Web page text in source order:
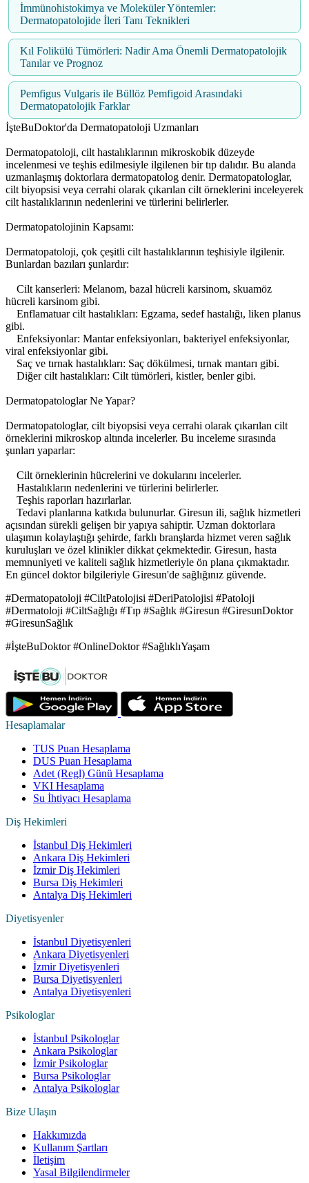
İmmünohistokimya ve Moleküler Yöntemler:
Dermatopatolojide İleri Tanı Teknikleri
Kıl Folikülü Tümörleri: Nadir Ama Önemli Dermatopatolojik
Tanılar ve Prognoz
Pemfigus Vulgaris ile Büllöz Pemfigoid Arasındaki
Dermatopatolojik Farklar
İşteBuDoktor'da Dermatopatoloji Uzmanları
Dermatopatoloji, cilt hastalıklarının mikroskobik düzeyde
incelenmesi ve teşhis edilmesiyle ilgilenen bir tıp dalıdır. Bu alanda
uzmanlaşmış doktorlara dermatopatolog denir. Dermatopatologlar,
cilt biyopsisi veya cerrahi olarak çıkarılan cilt örneklerini inceleyerek
cilt hastalıklarının nedenlerini ve türlerini belirlerler.
Dermatopatolojinin Kapsamı:
Dermatopatoloji, çok çeşitli cilt hastalıklarının teşhisiyle ilgilenir.
Bunlardan bazıları şunlardır:
Cilt kanserleri: Melanom, bazal hücreli karsinom, skuamöz
hücreli karsinom gibi.
Enflamatuar cilt hastalıkları: Egzama, sedef hastalığı, liken planus
gibi.
Enfeksiyonlar: Mantar enfeksiyonları, bakteriyel enfeksiyonlar,
viral enfeksiyonlar gibi.
Saç ve tırnak hastalıkları: Saç dökülmesi, tırnak mantarı gibi.
Diğer cilt hastalıkları: Cilt tümörleri, kistler, benler gibi.
Dermatopatologlar Ne Yapar?
Dermatopatologlar, cilt biyopsisi veya cerrahi olarak çıkarılan cilt
örneklerini mikroskop altında incelerler. Bu inceleme sırasında
şunları yaparlar:
Cilt örneklerinin hücrelerini ve dokularını incelerler.
Hastalıkların nedenlerini ve türlerini belirlerler.
Teşhis raporları hazırlarlar.
Tedavi planlarına katkıda bulunurlar. Giresun ili, sağlık hizmetleri
açısından sürekli gelişen bir yapıya sahiptir. Uzman doktorlara
ulaşımın kolaylaştığı şehirde, farklı branşlarda hizmet veren sağlık
kuruluşları ve özel klinikler dikkat çekmektedir. Giresun, hasta
memnuniyeti ve kaliteli sağlık hizmetleriyle ön plana çıkmaktadır.
En güncel doktor bilgileriyle Giresun'de sağlığınız güvende.
#Dermatopatoloji #CiltPatolojisi #DeriPatolojisi #Patoloji
#Dermatoloji #CiltSağlığı #Tıp #Sağlık #Giresun #GiresunDoktor
#GiresunSağlık
#İşteBuDoktor #OnlineDoktor #SağlıklıYaşam
Hesaplamalar
TUS Puan Hesaplama
DUS Puan Hesaplama
Adet (Regl) Günü Hesaplama
VKI Hesaplama
Su İhtiyacı Hesaplama
Diş Hekimleri
İstanbul Diş Hekimleri
Ankara Diş Hekimleri
İzmir Diş Hekimleri
Bursa Diş Hekimleri
Antalya Diş Hekimleri
Diyetisyenler
İstanbul Diyetisyenleri
Ankara Diyetisyenleri
İzmir Diyetisyenleri
Bursa Diyetisyenleri
Antalya Diyetisyenleri
Psikologlar
İstanbul Psikologlar
Ankara Psikologlar
İzmir Psikologlar
Bursa Psikologlar
Antalya Psikologlar
Bize Ulaşın
Hakkımızda
Kullanım Şartları
İletişim
Yasal Bilgilendirmeler